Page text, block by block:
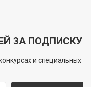
ЗА ПОДПИСКУ
и специальных